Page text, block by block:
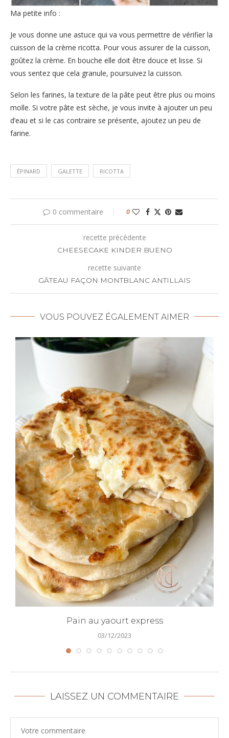
Ma petite info :
Je vous donne une astuce qui va vous permettre de vérifier la
cuisson de la crème ricotta. Pour vous assurer de la cuisson,
goûtez la crème. En bouche elle doit être douce et lisse. Si
vous sentez que cela granule, poursuivez la cuisson.
Selon les farines, la texture de la pâte peut être plus ou moins
molle. Si votre pâte est sèche, je vous invite à ajouter un peu
d’eau et si le cas contraire se présente, ajoutez un peu de
farine.
ÉPINARD GALETTE RICOTTA
0 commentaire 0
recette précédente
CHEESECAKE KINDER BUENO
recette suivante
GÂTEAU FAÇON MONTBLANC ANTILLAIS
VOUS POUVEZ ÉGALEMENT AIMER
Pain au yaourt express
03/12/2023
LAISSEZ UN COMMENTAIRE